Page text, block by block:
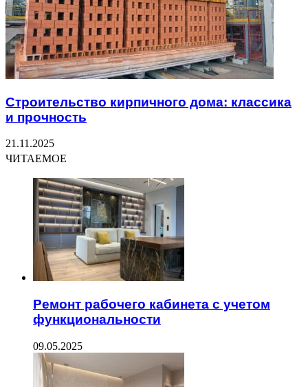
Строительство кирпичного дома: классика
и прочность
21.11.2025
ЧИТАЕМОЕ
Ремонт рабочего кабинета с учетом
функциональности
09.05.2025